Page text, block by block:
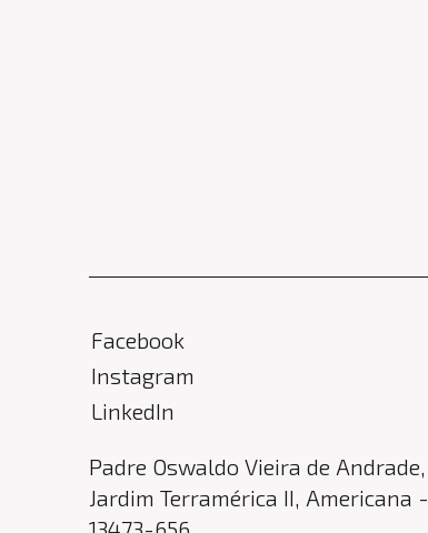
Facebook
Instagram
LinkedIn
Padre Oswaldo Vieira de Andrade,
Jardim Terramérica II, Americana -